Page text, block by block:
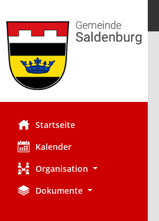
Startseite
Kalender
Organisation
Dokumente